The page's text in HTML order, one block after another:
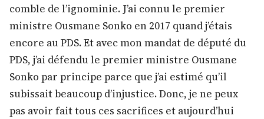
comble de l’ignominie. J’ai connu le premier
ministre Ousmane Sonko en 2017 quand j’étais
encore au PDS. Et avec mon mandat de député du
PDS, j’ai défendu le premier ministre Ousmane
Sonko par principe parce que j’ai estimé qu’il
subissait beaucoup d’injustice. Donc, je ne peux
pas avoir fait tous ces sacrifices et aujourd’hui